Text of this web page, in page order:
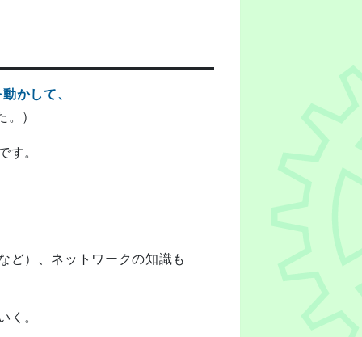
かして、
）
す。
ど）、ネットワークの知識も
く。